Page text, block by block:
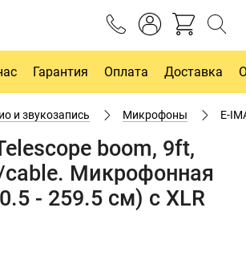
Гарантия Оплата Доставка
и звукозапись Микрофоны E-
boom, 9ft,
cable. Микрофонная
- 259.5 см) с XLR